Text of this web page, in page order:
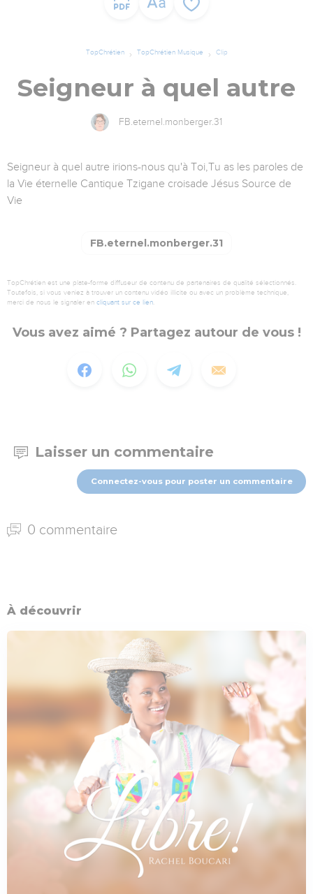
TopChrétien TopChrétien Musique Clip
Seigneur à quel autre
FB.eternel.monberger.31
Seigneur à quel autre irions-nous qu'à Toi,Tu as les paroles de
la Vie éternelle Cantique Tzigane croisade Jésus Source de
Vie
FB.eternel.monberger.31
TopChrétien est une plate-forme diffuseur de contenu de partenaires de qualité sélectionnés.
Toutefois, si vous veniez à trouver un contenu vidéo illicite ou avec un problème technique,
merci de nous le signaler en cliquant sur ce lien.
Vous avez aimé ? Partagez autour de vous !
Laisser un commentaire
Connectez-vous pour poster un commentaire
0 commentaire
À découvrir